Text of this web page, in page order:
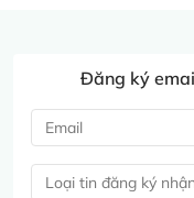
Đăng ký
Loại tin đăng ký nhận